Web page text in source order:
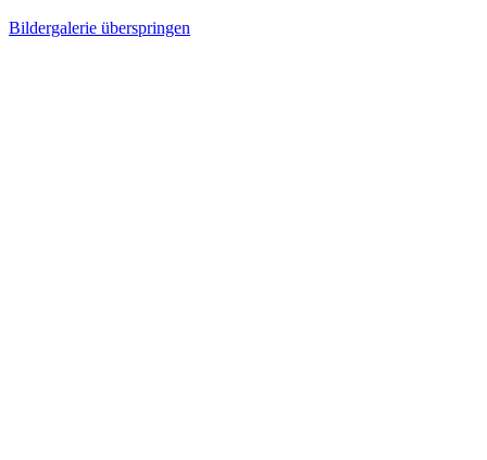
Bildergalerie überspringen